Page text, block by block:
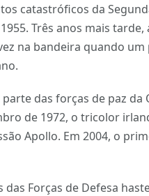
catastróficos da
Três anos mais tarde,
na bandeira quando
das forças de paz da
de 1972, o tricolor
Apollo. Em 2004, o
Forças de Defesa